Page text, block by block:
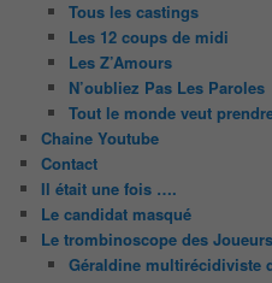
Tous les castings
Les 12 coups de midi
Les Z’Amours
N’oubliez Pas Les Paroles
Tout le monde veut
Chaine Youtube
Contact
Il était une fois ….
Le candidat masqué
Le trombinoscope des Joueurs
Géraldine multirécidiviste